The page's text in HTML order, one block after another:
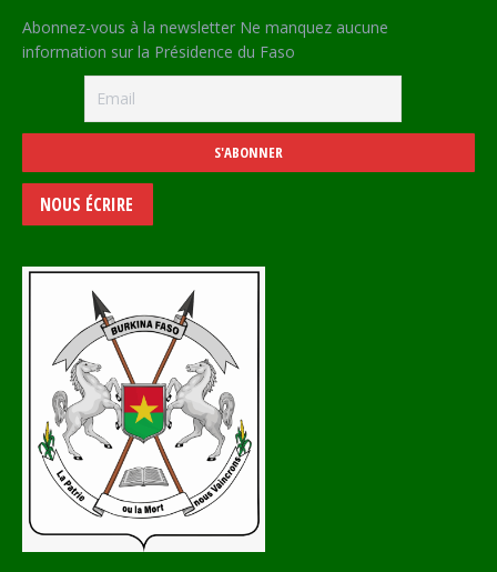
Abonnez-vous à la newsletter Ne manquez aucune
information sur la Présidence du Faso
NOUS ÉCRIRE